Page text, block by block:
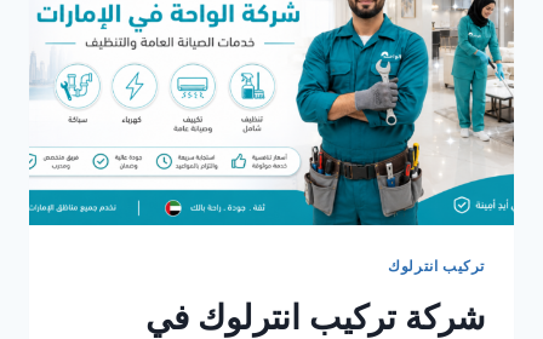
تركيب انترلوك
شركة تركيب انترلوك في